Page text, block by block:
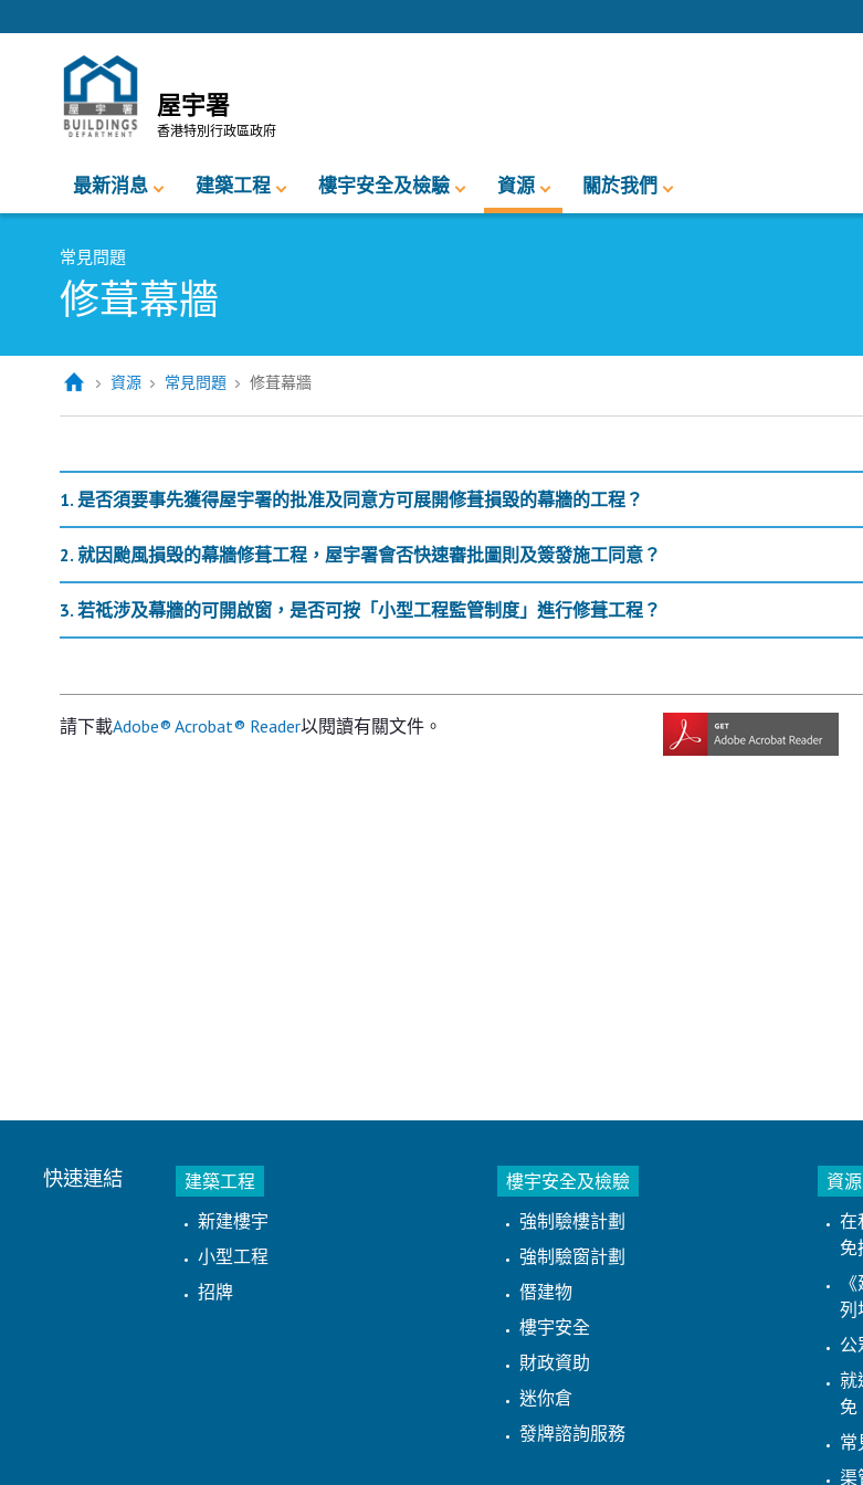
屋宇署
香港特別行政區政府
最新消息 建築工程 樓宇安全及檢驗 資源 關於我們
常見問題
修葺幕牆
資源 常見問題 修葺幕牆
1. 是否須要事先獲得屋宇署的批准及同意方可展開修葺損毀的幕牆的工程？
2. 就因颱風損毁的幕牆修葺工程，屋宇署會否快速審批圖則及簽發施工同意？
3. 若祗涉及幕牆的可開啟窗，是否可按「小型工程監管制度」進行修葺工程？
請下載Adobe® Acrobat® Reader以閱讀有關文件。
快速連結
建築工程
新建樓宇
小型工程
招牌
樓宇安全及檢驗
強制驗樓計劃
強制驗窗計劃
僭建物
樓宇安全
財政資助
迷你倉
發牌諮詢服務
資源
在
免
列
公
就
免
常
渠